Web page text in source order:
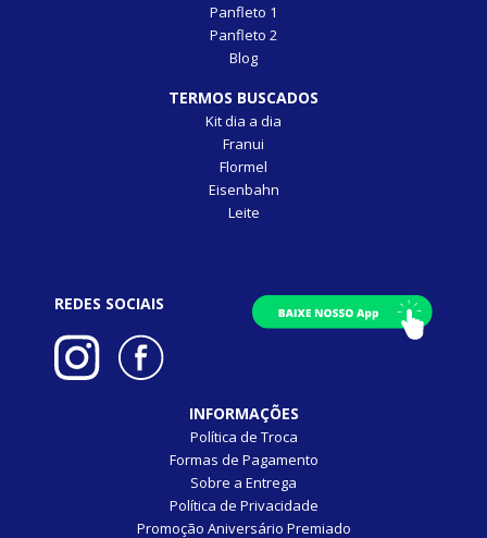
Panfleto 1
Panfleto 2
Blog
TERMOS BUSCADOS
Kit dia a dia
Franui
Flormel
Eisenbahn
Leite
REDES SOCIAIS
INFORMAÇÕES
Política de Troca
Formas de Pagamento
Sobre a Entrega
Política de Privacidade
Promoção Aniversário Premiado